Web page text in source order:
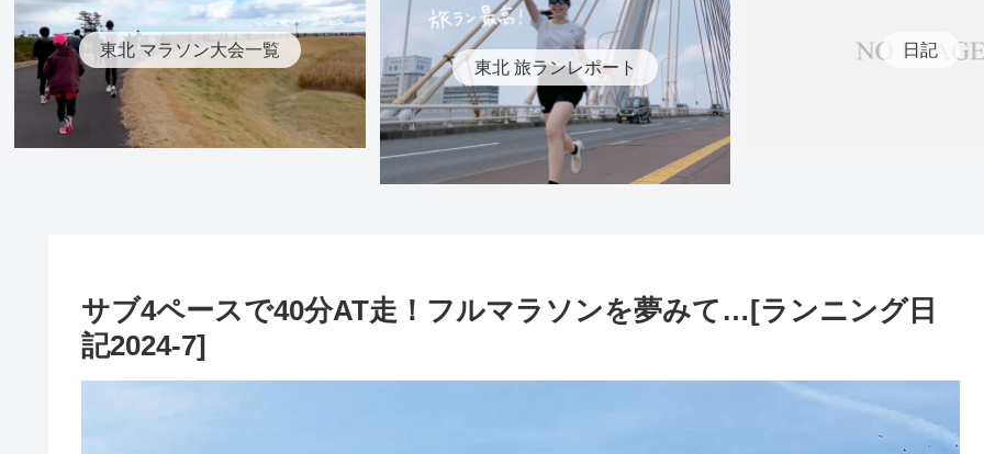
東北 マラソン大会一覧
東北 旅ランレポート
日記
サブ4ペースで40分AT走！フルマラソンを夢みて…[ランニング日
記2024-7]